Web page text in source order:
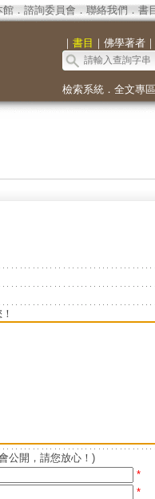
館． 諮詢委員會． 聯絡我們 ． 書
｜ 書目 ｜ 佛學著者｜
檢索系統． 全文專區
公開，請您放心！)
*
*